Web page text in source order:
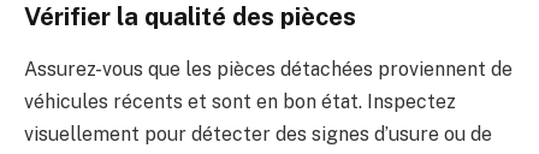
Vérifier la qualité des pièces
Assurez-vous que les pièces détachées proviennent de
véhicules récents et sont en bon état. Inspectez
visuellement pour détecter des signes d’usure ou de